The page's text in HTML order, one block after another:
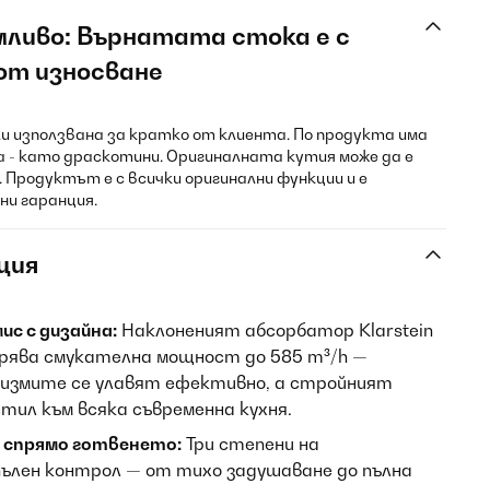
Върнатата стока е с
износване
използвана за кратко от клиента. По продукта има
- като драскотини. Оригиналната кутия може да е
Продуктът е с всички оригинални функции и е
гаранция.
с дизайна: Наклоненият абсорбатор Klarstein
смукателна мощност до 585 m³/h —
се улавят ефективно, а стройният
към всяка съвременна кухня.
готвенето: Три степени на
контрол — от тихо задушаване до пълна